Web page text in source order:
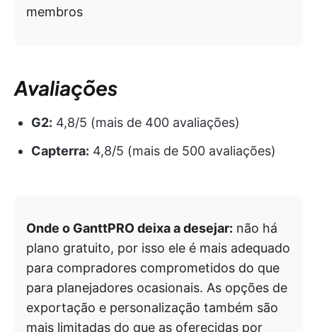
membros
Avaliações
G2: 4,8/5 (mais de 400 avaliações)
Capterra: 4,8/5 (mais de 500 avaliações)
Onde o GanttPRO deixa a desejar: não há
plano gratuito, por isso ele é mais adequado
para compradores comprometidos do que
para planejadores ocasionais. As opções de
exportação e personalização também são
mais limitadas do que as oferecidas por